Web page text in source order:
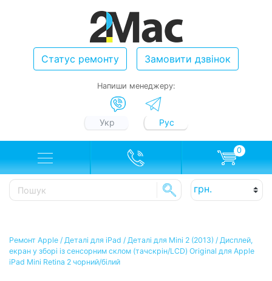
Статус ремонту Замовити дзвінок
Напиши менеджеру:
Укр Рус
0
Ремонт Apple / Деталі для iPad / Деталі для Mini 2 (2013) / Дисплей,
екран у зборі із сенсорним склом (тачскрін/LCD) Original для Apple
iPad Mini Retina 2 чорний/білий